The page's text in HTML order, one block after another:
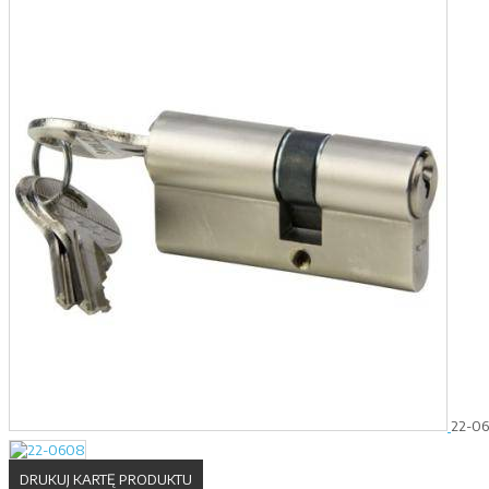
22-
DRUKUJ KARTĘ PRODUKTU